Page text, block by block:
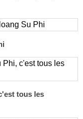
tous les